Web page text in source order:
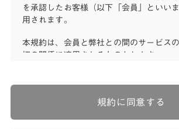
を承認したお客様（以下「会員」といい
用されます。
本規約は、会員と弊社との間のサービス
切の関係に適用されるものとします。
ら個別規定はその名称のいかんに関わら
規約に同意する